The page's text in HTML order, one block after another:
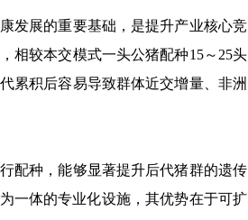
发展的重要基础，是提升产业核心竞
相较本交模式一头公猪配种15～25头
累积后容易导致群体近交增量、非洲
配种，能够显著提升后代猪群的遗传
一体的专业化设施，其优势在于可扩